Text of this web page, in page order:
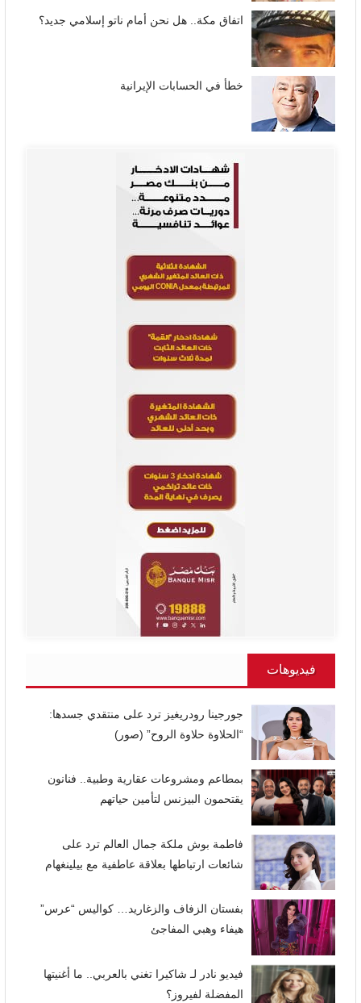
اتفاق مكة.. هل نحن أمام ناتو إسلامي جديد؟
خطأ في الحسابات الإيرانية
فيديوهات
جورجينا رودريغيز ترد على منتقدي جسدها:
“الحلاوة حلاوة الروح” (صور)
بمطاعم ومشروعات عقارية وطبية.. فنانون
يقتحمون البيزنس لتأمين حياتهم
فاطمة بوش ملكة جمال العالم ترد على
شائعات ارتباطها بعلاقة عاطفية مع بيلينغهام
بفستان الزفاف والزغاريد… كواليس “عرس”
هيفاء وهبي المفاجئ
فيديو نادر لـ شاكيرا تغني بالعربي.. ما أغنيتها
المفضلة لفيروز؟